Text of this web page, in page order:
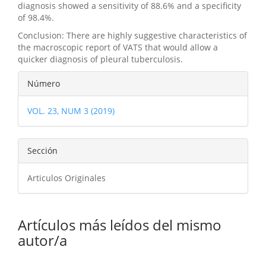
diagnosis showed a sensitivity of 88.6% and a specificity
of 98.4%.
Conclusion: There are highly suggestive characteristics of
the macroscopic report of VATS that would allow a
quicker diagnosis of pleural tuberculosis.
Detalles
del
artículo
Número
VOL. 23, NUM 3 (2019)
Sección
Articulos Originales
Artículos más leídos del mismo
autor/a